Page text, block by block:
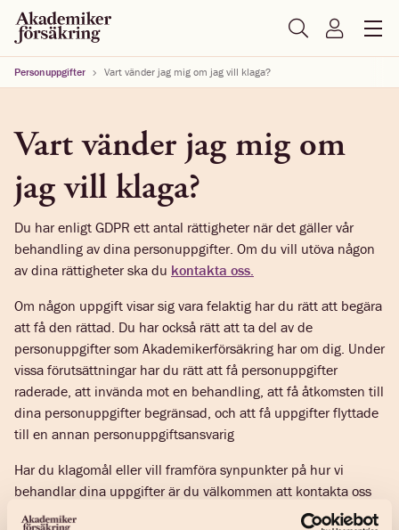
Personuppgifter Vart vänder jag mig om jag vill klaga?
Vart vänder jag mig om
jag vill klaga?
Du har enligt GDPR ett antal rättigheter när det gäller vår
behandling av dina personuppgifter. Om du vill utöva någon
av dina rättigheter ska du kontakta oss.
Om någon uppgift visar sig vara felaktig har du rätt att begära
att få den rättad. Du har också rätt att ta del av de
personuppgifter som Akademikerförsäkring har om dig. Under
vissa förutsättningar har du rätt att få personuppgifter
raderade, att invända mot en behandling, att få åtkomsten till
dina personuppgifter begränsad, och att få uppgifter flyttade
till en annan personuppgiftsansvarig
Har du klagomål eller vill framföra synpunkter på hur vi
behandlar dina uppgifter är du välkommen att kontakta oss
på följande sätt: